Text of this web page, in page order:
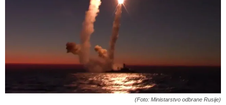
(Foto: Ministarstvo odbrane Rusije)